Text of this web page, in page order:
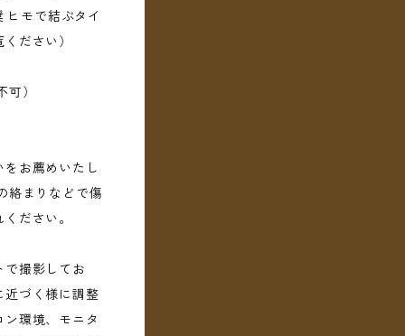
モで結ぶタイ
ださい）
）
お薦めいたし
絡まりなどで傷
ださい。
撮影してお
近づく様に調整
環境、モニタ